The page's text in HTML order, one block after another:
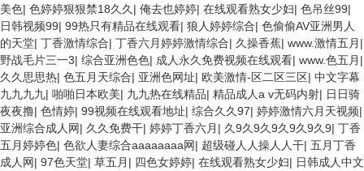
美色| 色婷婷狠狠禁18久久 | 俺去也婷婷| 在线观看熟女少妇| 色吊丝99|
日韩视频99| 99热只有精品在线观看| 狼人婷婷综合| 色偷偷AV亚洲男人
的天堂| 丁香激情综合| 丁香六月婷婷激情综合| 久操香蕉| www.激情五月 |
野战毛片三一3| 综合亚洲色色| 成人永久免费视频在线观看| www.色五月 |
久久思思热| 色五月天综合| 亚洲色网址| 欧美激情-区二区三区| 中文字幕
九九九九| 啪啪日本欧美| 九九热在线精品| 精品成人a v无码内射| 日日骑
夜夜撸| 色情婷| 99视频在线观看地址| 综合久久97| 婷婷激情六月天视频|
亚洲综合成人网| 久久免费干| 婷婷丁香六月 | 久9久9久9久9久9久9| 丁香
五月婷婷色| 色欲人妻综合aaaaaaaa网| 超级碰人人操人人干| 五月丁香
成人网| 97色天堂| 草五月 | 四色女婷婷| 在线观看熟女少妇| 日韩成人中文